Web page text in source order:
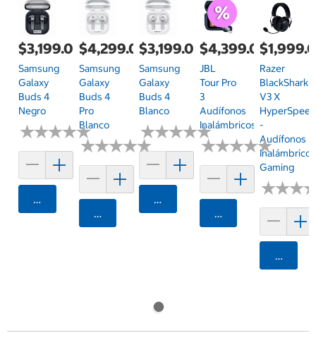
$3,199.00
Samsung
Galaxy
Buds 4
Negro
★★★★★
★★★★★
Agregar
$4,299.00
Samsung
Galaxy
Buds 4
Pro
Blanco
★★★★★
★★★★★
Agregar
$3,199.00
Samsung
Galaxy
Buds 4
Blanco
★★★★★
★★★★★
Agregar
$4,399.00
JBL
Tour Pro
3
Audífonos
Inalámbricos
★★★★★
★★★★★
Agregar
Razer
BlackShark
V3 X
-
Audífonos
Inalámbricos
Gaming
★★★
★★★